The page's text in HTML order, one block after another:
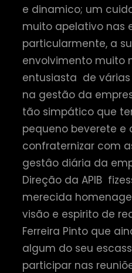
e dinamico; um
muito apelativo nas
particularmente, a
envolvimento muito
entusiasta de
na gestão da
tão simpático que
pequeno beverete e
confraternizar com
gestâo diária da
Direção da APIB
merecida
visão e espirito de
Ferreira Pinto que
algum do seu
participar nas